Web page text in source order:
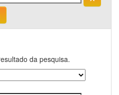
da pesquisa.